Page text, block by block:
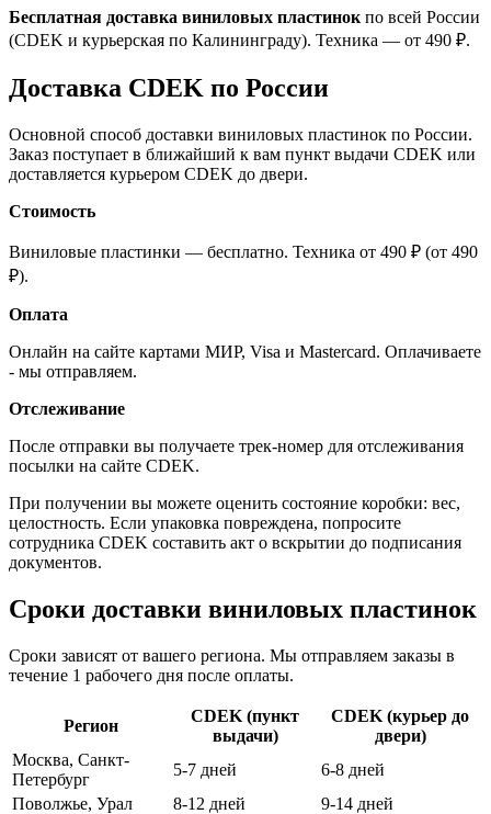
Бесплатная доставка виниловых пластинок по всей России
(CDEK и курьерская по Калининграду). Техника — от 490 ₽.
Доставка CDEK по России
Основной способ доставки виниловых пластинок по России.
Заказ поступает в ближайший к вам пункт выдачи CDEK или
доставляется курьером CDEK до двери.
Стоимость
Виниловые пластинки — бесплатно. Техника от 490 ₽ (от 490
₽).
Оплата
Онлайн на сайте картами МИР, Visa и Mastercard. Оплачиваете
- мы отправляем.
Отслеживание
После отправки вы получаете трек-номер для отслеживания
посылки на сайте CDEK.
При получении вы можете оценить состояние коробки: вес,
целостность. Если упаковка повреждена, попросите
сотрудника CDEK составить акт о вскрытии до подписания
документов.
Сроки доставки виниловых пластинок
Сроки зависят от вашего региона. Мы отправляем заказы в
течение 1 рабочего дня после оплаты.
Регион
CDEK (пункт
выдачи)
CDEK (курьер до
двери)
Москва, Санкт-
Петербург
5-7 дней
6-8 дней
Поволжье, Урал
8-12 дней
9-14 дней